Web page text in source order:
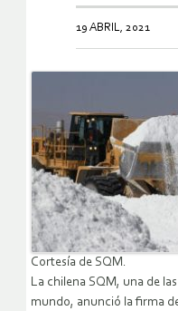
19 ABRIL, 2021
Cortesía de SQM.
La chilena SQM, una de
mundo, anunció la firma